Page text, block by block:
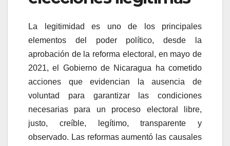
La legitimidad es uno de los principales
elementos del poder político, desde la
aprobación de la reforma electoral, en mayo de
2021, el Gobierno de Nicaragua ha cometido
acciones que evidencian la ausencia de
voluntad para garantizar las condiciones
necesarias para un proceso electoral libre,
justo, creíble, legítimo, transparente y
observado. Las reformas aumentó las causales